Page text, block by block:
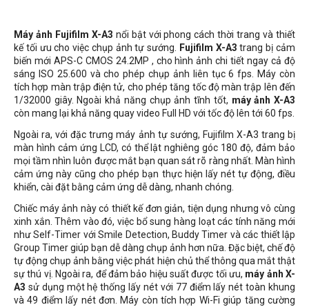
Máy ảnh Fujifilm X-A3 nổi bật với phong cách thời trang và thiết
kế tối ưu cho việc chụp ảnh tự sướng.
Fujifilm X-A3 trang bị cảm
biến mới APS-C CMOS 24.2MP , cho hình ảnh chi tiết ngay cả độ
sáng ISO 25.600 và cho phép chụp ảnh liên tục 6 fps. Máy còn
tích hợp màn trập điện tử, cho phép tăng tốc độ màn trập lên đến
1/32000 giây. Ngoài khả năng chụp ảnh tĩnh tốt, máy ảnh X-A3
còn mang lại khả năng quay video Full HD với tốc độ lên tới 60 fps.
Ngoài ra, với đặc trưng máy ảnh tự sướng, Fujifilm X-A3 trang bị
màn hình cảm ứng LCD, có thể lật nghiêng góc 180 độ, đảm bảo
mọi tầm nhìn luôn được mắt bạn quan sát rõ ràng nhất. Màn hình
cảm ứng này cũng cho phép bạn thực hiện lấy nét tự động, điều
khiển, cài đặt bằng cảm ứng dễ dàng, nhanh chóng.
Chiếc máy ảnh này có thiết kế đơn giản, tiện dụng nhưng vô cùng
xinh xắn. Thêm vào đó, việc bổ sung hàng loạt các tính năng mới
như Self-Timer với Smile Detection, Buddy Timer và các thiết lập
Group Timer giúp bạn dễ dàng chụp ảnh hơn nữa. Đặc biệt, chế độ
tự động chụp ảnh bằng việc phát hiện chủ thể thông qua mắt thật
sự thú vị. Ngoài ra, để đảm bảo hiệu suất được tối ưu, máy ảnh X-
A3 sử dụng một hệ thống lấy nét với 77 điểm lấy nét toàn khung
và 49 điểm lấy nét đơn. Máy còn tích hợp Wi-Fi giúp tăng cường